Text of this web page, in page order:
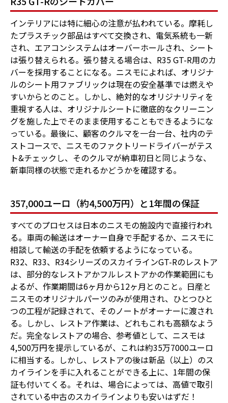
インテリアには特に細心の注意が払われている。摩耗し
たプラスチック部品はすべて交換され、電気系統も一新
され、エアコンシステムはオーバーホールされ、シート
は張り替えられる。張り替える場合は、R35 GT-R用のカ
バーを採用することになる。ニスモによれば、オリジナ
ルのシート用ファブリックは現在の安全基準では燃えや
すいからとのこと。しかし、絶対的なオリジナリティを
重視する人は、オリジナルシートに徹底的なクリーニン
グを施した上でそのまま使用することもできるようにな
っている。最後に、顧客のクルマを一台一台、社内のテ
ストコースで、ニスモのファクトリードライバーがテス
ト&チェックし、そのクルマが納車初日と同じような、
新車同様の状態で走れるかどうかを確認する。
357,000ユーロ（約4,500万円）と1年間の保証
すべてのプロセスは日本のニスモの施設内で直接行われ
る。車両の輸送はオーナー自身で手配するか、ニスモに
相談して輸送の手配を依頼するようになっている。
R32、R33、R34シリーズのスカイラインGT-Rのレストア
は、部分的なレストアかフルレストアかの作業範囲にも
よるが、作業期間は6ヶ月から12ヶ月とのこと。日産と
ニスモのオリジナルパーツのみが使用され、ひとつひと
つの工程が記録されて、そのノートがオーナーに渡され
る。しかし、レストア作業は、どれもこれも高額なよう
だ。完全なレストアの場合、参考値として、ニスモは
4,500万円を提示しているが、これは約35万7000ユーロ
に相当する。しかし、レストアの後は新品（以上）のス
カイラインを手に入れることができる上に、1年間の保
証も付いてくる。それは、場合によっては、高値で取引
されている中古のスカイラインよりも安いはずだ！